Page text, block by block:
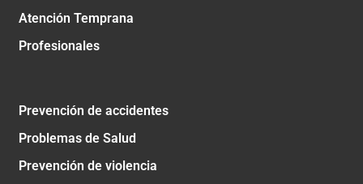
Atención Temprana
Profesionales
Prevención de accidentes
Problemas de Salud
Prevención de violencia